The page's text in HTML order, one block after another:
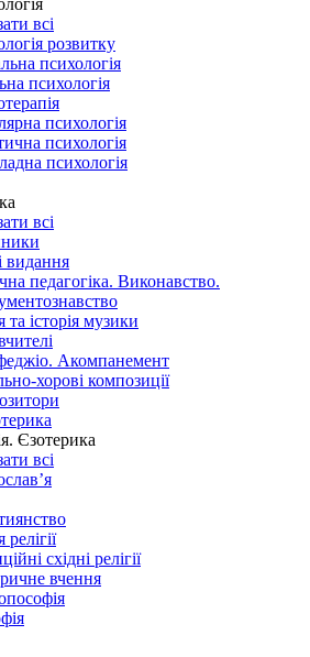
всі
розвитку
психологія
психологія
психологія
психологія
психологія
всі
видання
педагогіка. Виконавство.
та історія музики
Акомпанемент
хорові композиції
Єзотерика
всі
релігії
східні релігії
вчення